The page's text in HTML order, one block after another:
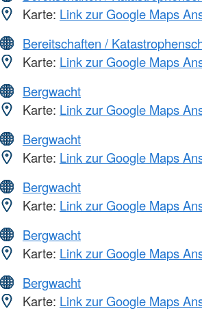
Karte: Link zur Google Maps
Bereitschaften /
Karte: Link zur Google Maps
Bergwacht
Karte: Link zur Google Maps
Bergwacht
Karte: Link zur Google Maps
Bergwacht
Karte: Link zur Google Maps
Bergwacht
Karte: Link zur Google Maps
Bergwacht
Karte: Link zur Google Maps